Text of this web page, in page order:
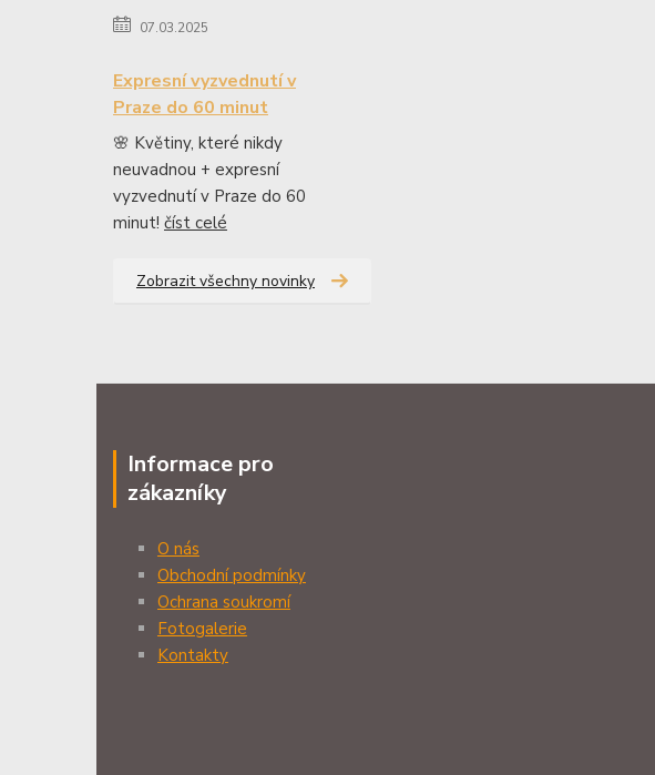
07.03.2025
Expresní vyzvednutí v
Praze do 60 minut
🌸 Květiny, které nikdy
neuvadnou + expresní
vyzvednutí v Praze do 60
minut! číst celé
Zobrazit všechny novinky
Informace pro
zákazníky
O nás
Obchodní podmínky
Ochrana soukromí
Fotogalerie
Kontakty